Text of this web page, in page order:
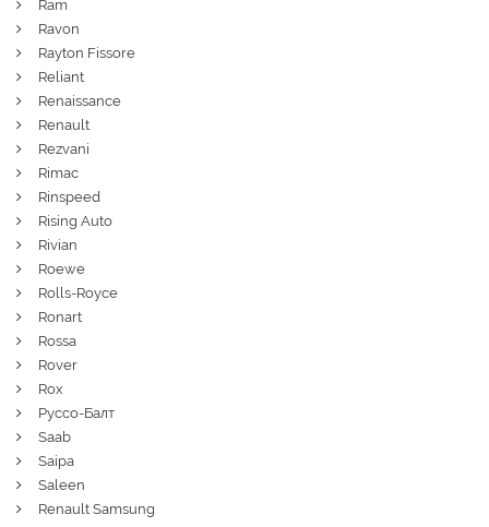
Ram
Ravon
Rayton Fissore
Reliant
Renaissance
Renault
Rezvani
Rimac
Rinspeed
Rising Auto
Rivian
Roewe
Rolls-Royce
Ronart
Rossa
Rover
Rox
Руссо-Балт
Saab
Saipa
Saleen
Renault Samsung